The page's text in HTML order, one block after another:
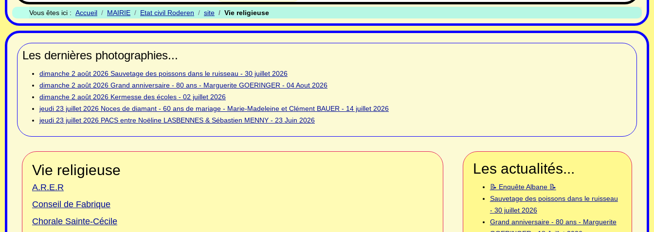
Vous êtes ici : Accueil MAIRIE Etat civil Roderen site Vie religieuse
Les dernières photographies...
dimanche 2 août 2026 Sauvetage des poissons dans le ruisseau - 30 juillet 2026
dimanche 2 août 2026 Grand anniversaire - 80 ans - Marguerite GOERINGER - 04 Aout 2026
dimanche 2 août 2026 Kermesse des écoles - 02 juillet 2026
jeudi 23 juillet 2026 Noces de diamant - 60 ans de mariage - Marie-Madeleine et Clément BAUER - 14 juillet 2026
jeudi 23 juillet 2026 PACS entre Noëline LASBENNES & Sébastien MENNY - 23 Juin 2026
Vie religieuse
A.R.E.R
Conseil de Fabrique
Chorale Sainte-Cécile
Les actualités...
📝 Enquête Albane 📝
Sauvetage des poissons dans le ruisseau
- 30 juillet 2026
Grand anniversaire - 80 ans - Marguerite